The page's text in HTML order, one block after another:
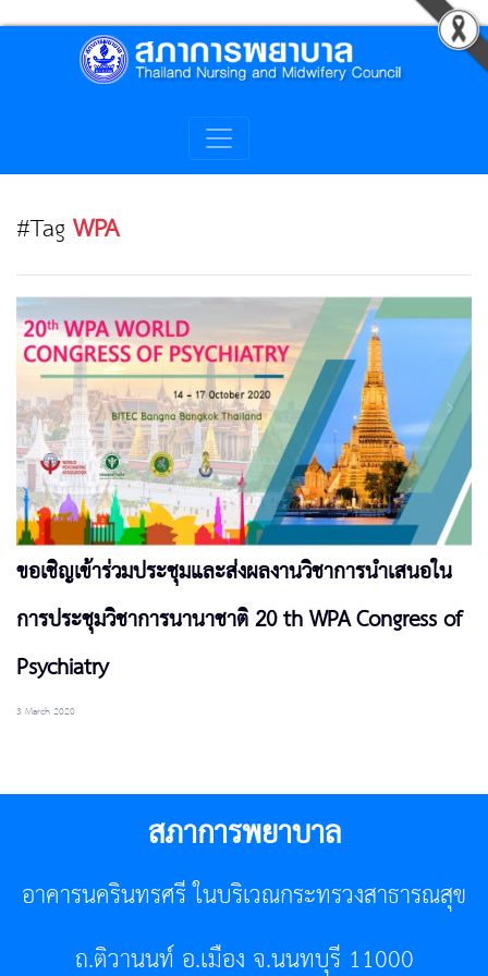
#TagWPA
ขอเชิญเข้าร่วมประชุมและส่งผลงานวิชาการนำเสนอใน
การประชุมวิชาการนานาชาติ 20 th WPA Congress of
Psychiatry
3 March 2020
สภาการพยาบาล
อาคารนครินทรศรี ในบริเวณกระทรวงสาธารณสุข
ถ.ติวานนท์ อ.เมือง จ.นนทบุรี 11000